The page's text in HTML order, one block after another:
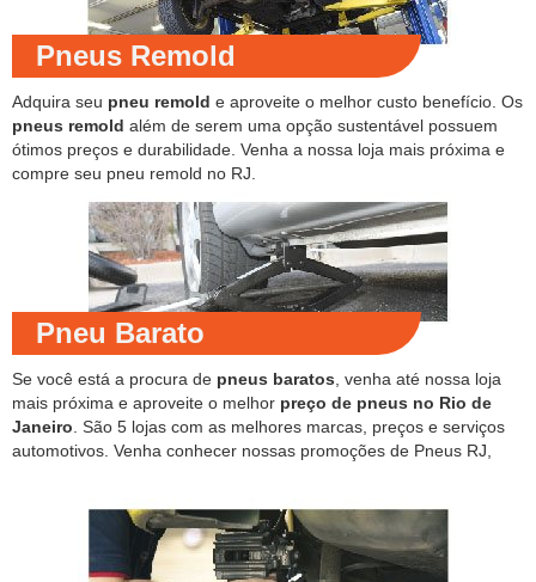
Pneus Remold
Adquira seu pneu remold e aproveite o melhor custo benefício. Os
pneus remold além de serem uma opção sustentável possuem
ótimos preços e durabilidade. Venha a nossa loja mais próxima e
compre seu pneu remold no RJ.
Pneu Barato
Se você está a procura de pneus baratos , venha até nossa loja
mais próxima e aproveite o melhor preço de pneus no Rio de
Janeiro . São 5 lojas com as melhores marcas, preços e serviços
automotivos. Venha conhecer nossas promoções de Pneus RJ,